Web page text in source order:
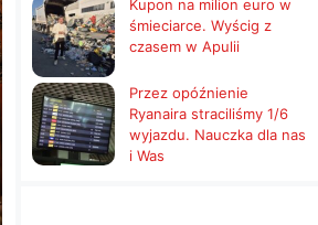
Kupon na milion euro w
śmieciarce. Wyścig z
czasem w Apulii
Przez opóźnienie
Ryanaira straciliśmy 1/6
wyjazdu. Nauczka dla nas
i Was